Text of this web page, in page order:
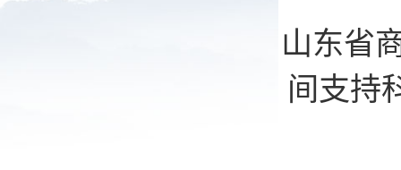
山东省
间支持